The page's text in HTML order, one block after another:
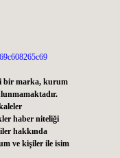
bir marka, kurum
haber niteliği
hakkında
ve kişiler ile isim